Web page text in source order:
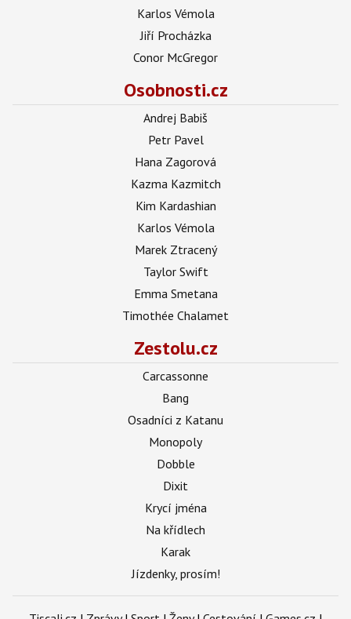
Karlos Vémola
Jiří Procházka
Conor McGregor
Osobnosti.cz
Andrej Babiš
Petr Pavel
Hana Zagorová
Kazma Kazmitch
Kim Kardashian
Karlos Vémola
Marek Ztracený
Taylor Swift
Emma Smetana
Timothée Chalamet
Zestolu.cz
Carcassonne
Bang
Osadníci z Katanu
Monopoly
Dobble
Dixit
Krycí jména
Na křídlech
Karak
Jízdenky, prosím!